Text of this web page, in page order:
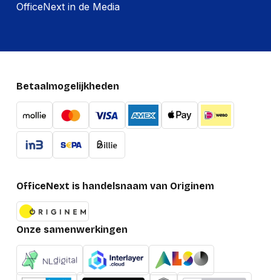
OfficeNext in de Media
Betaalmogelijkheden
OfficeNext is handelsnaam van Originem
Onze samenwerkingen